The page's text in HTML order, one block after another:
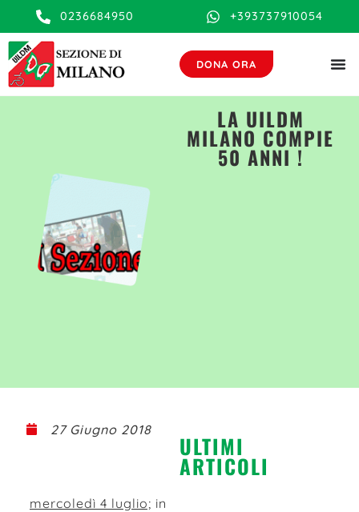
contenuto0236684950 +393737910054
DONA ORA
LA UILDM
MILANO COMPIE
50 ANNI !
27 Giugno 2018
mercoledì 4 luglio; in
ULTIMI
ARTICOLI